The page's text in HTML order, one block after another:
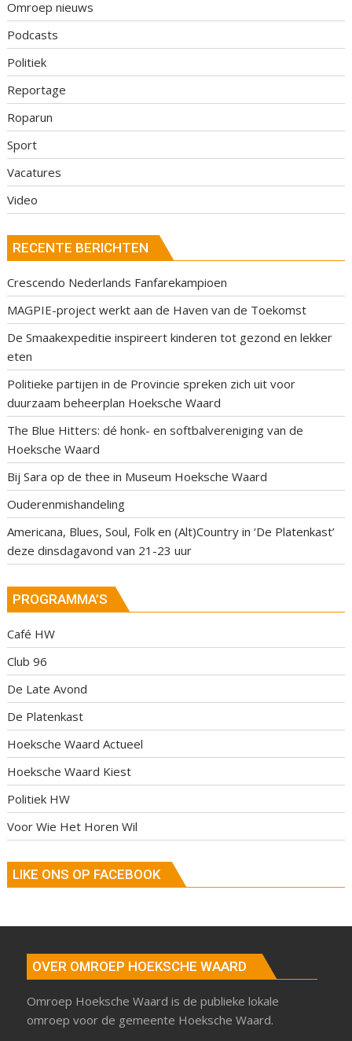
Omroep nieuws
Podcasts
Politiek
Reportage
Roparun
Sport
Vacatures
Video
RECENTE BERICHTEN
Crescendo Nederlands Fanfarekampioen
MAGPIE-project werkt aan de Haven van de Toekomst
De Smaakexpeditie inspireert kinderen tot gezond en lekker
eten
Politieke partijen in de Provincie spreken zich uit voor
duurzaam beheerplan Hoeksche Waard
The Blue Hitters: dé honk- en softbalvereniging van de
Hoeksche Waard
Bij Sara op de thee in Museum Hoeksche Waard
Ouderenmishandeling
Americana, Blues, Soul, Folk en (Alt)Country in ‘De Platenkast’
deze dinsdagavond van 21-23 uur
PROGRAMMA’S
Café HW
Club 96
De Late Avond
De Platenkast
Hoeksche Waard Actueel
Hoeksche Waard Kiest
Politiek HW
Voor Wie Het Horen Wil
LIKE ONS OP FACEBOOK
OVER OMROEP HOEKSCHE WAARD
Omroep Hoeksche Waard is de publieke lokale
omroep voor de gemeente Hoeksche Waard.